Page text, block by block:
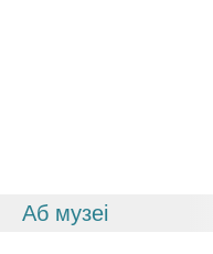
Аб музеі